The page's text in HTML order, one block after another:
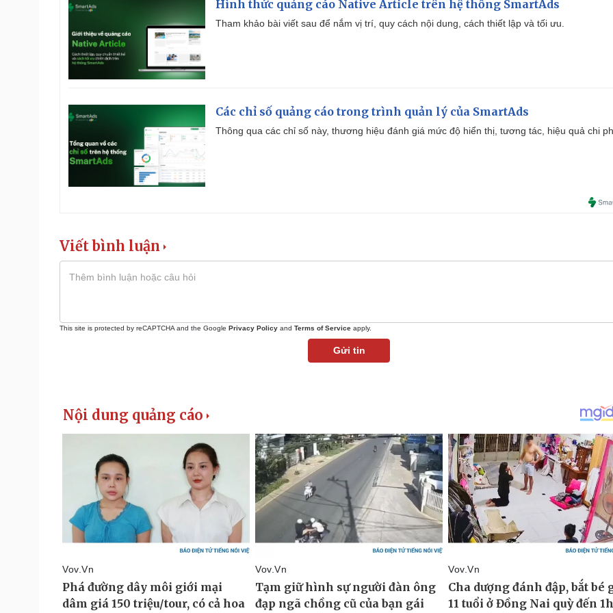
Hình thức quảng cáo Native Article trên hệ thống SmartAds
Tham khảo bài viết sau để nắm vị trí, quy cách nội dung, cách thiết lập và tối ưu.
Các chỉ số quảng cáo trong trình quản lý của SmartAds
Thông qua các chỉ số này, thương hiệu đánh giá mức độ hiển thị, tương tác, hiệu quả chi
Viết bình luận
This site is protected by reCAPTCHA and the Google Privacy Policy and Terms of Service apply.
Gửi tin